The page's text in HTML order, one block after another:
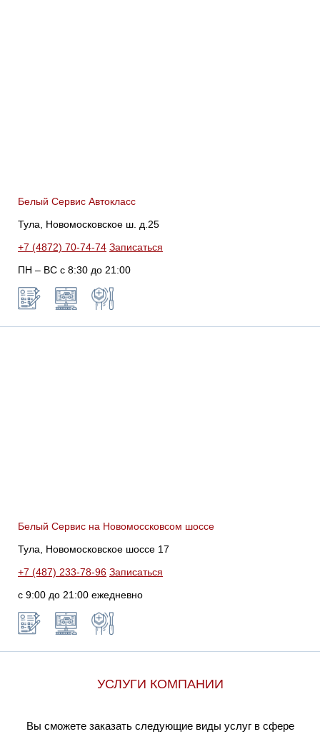
Белый Сервис Автокласс
Тула, Новомосковское ш. д.25
+7 (4872) 70-74-74 Записаться
ПН – ВС с 8:30 до 21:00
Белый Сервис на Новомоссковсом шоссе
Тула, Новомосковское шоссе 17
+7 (487) 233-78-96 Записаться
с 9:00 до 21:00 ежедневно
УСЛУГИ КОМПАНИИ
Вы сможете заказать следующие виды услуг в сфере